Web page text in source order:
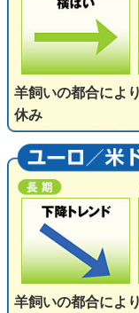
羊飼いの都合によ
休み
羊飼いの都合によ